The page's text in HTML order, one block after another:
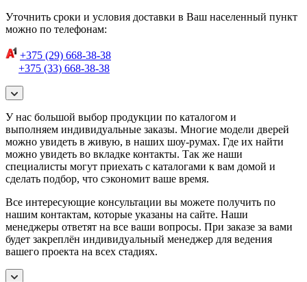
Уточнить сроки и условия доставки в Ваш населенный пункт
можно по телефонам:
+375 (29) 668-38-38
+375 (33) 668-38-38
У нас большой выбор продукции по каталогом и
выполняем индивидуальные заказы. Многие модели дверей
можно увидеть в живую, в наших шоу-румах. Где их найти
можно увидеть во вкладке контакты. Так же наши
специалисты могут приехать с каталогами к вам домой и
сделать подбор, что сэкономит ваше время.
Все интересующие консультации вы можете получить по
нашим контактам, которые указаны на сайте. Наши
менеджеры ответят на все ваши вопросы. При заказе за вами
будет закреплён индивидуальный менеджер для ведения
вашего проекта на всех стадиях.